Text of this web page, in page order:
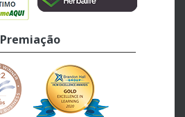
Premiação